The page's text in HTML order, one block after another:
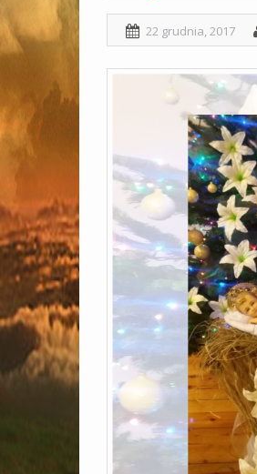
22 grudnia, 2017